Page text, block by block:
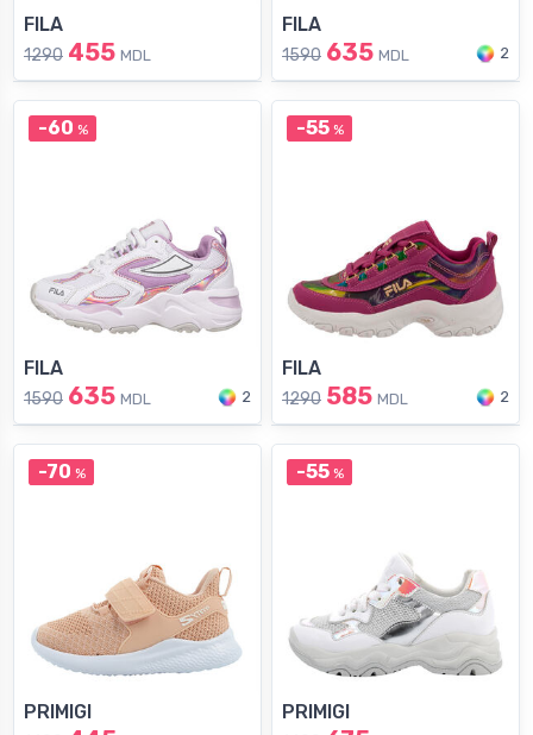
FILA
1290 455 MDL
FILA
1590 635 MDL 2
-60 %
FILA
1590 635 MDL 2
-55%
FILA
1290 585 MDL 2
-70 %
PRIMIGI
-55%
PRIMIGI